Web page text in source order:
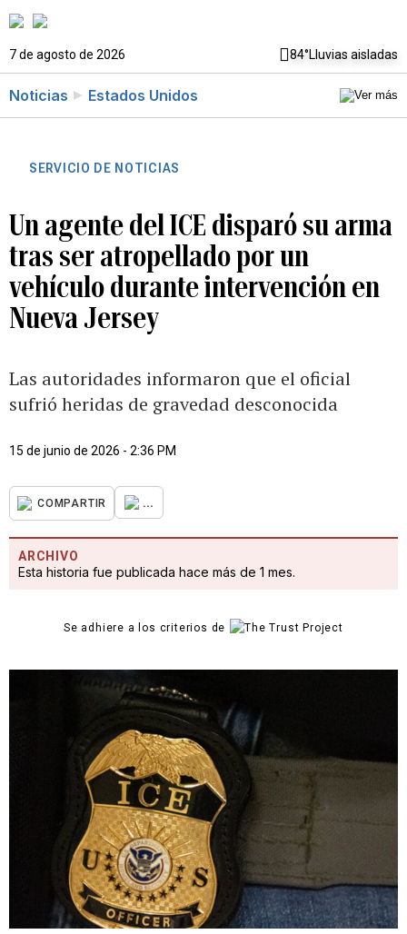
7 de agosto de 2026 84°Lluvias aisladas
Noticias Estados Unidos
SERVICIO DE NOTICIAS
Un agente del ICE disparó su arma
tras ser atropellado por un
vehículo durante intervención en
Nueva Jersey
Las autoridades informaron que el oficial
sufrió heridas de gravedad desconocida
15 de junio de 2026 - 2:36 PM
COMPARTIR ...
ARCHIVO
Esta historia fue publicada hace más de 1 mes.
Se adhiere a los criterios de